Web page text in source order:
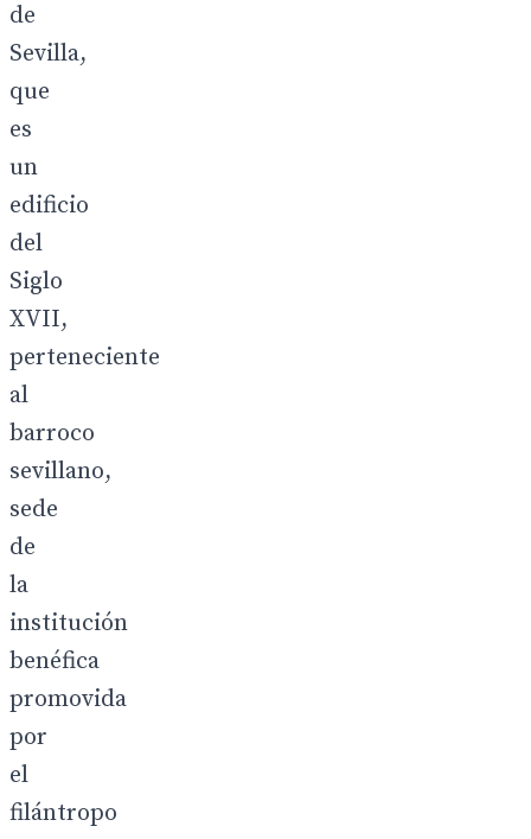
de
Sevilla,
que
es
un
edificio
del
Siglo
XVII,
perteneciente
al
barroco
sevillano,
sede
de
la
institución
benéfica
promovida
por
el
filántropo